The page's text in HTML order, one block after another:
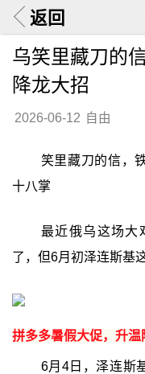
返回
乌笑里藏刀的
降龙大招
2026-06-12 自由
笑里藏刀的信，
十八掌
最近俄乌这场大
了，但6月初泽连斯基
拼多多暑假大促，升
6月4日，泽连斯